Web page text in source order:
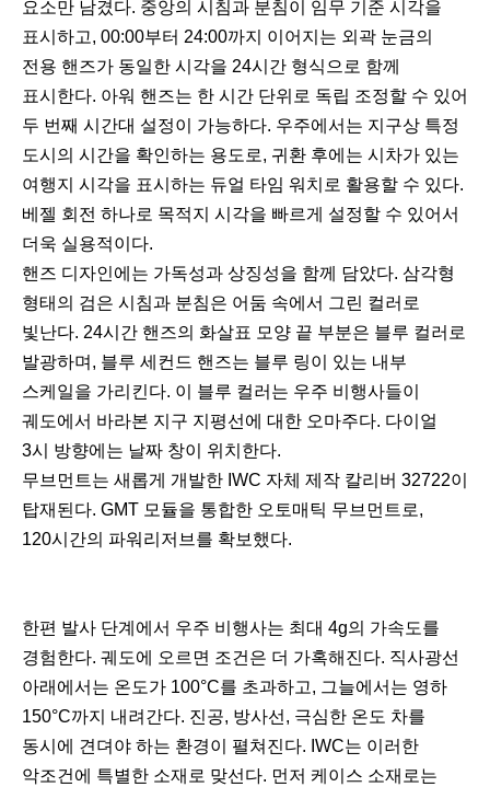
요소만 남겼다. 중앙의 시침과 분침이 임무 기준 시각을
표시하고, 00:00부터 24:00까지 이어지는 외곽 눈금의
전용 핸즈가 동일한 시각을 24시간 형식으로 함께
표시한다. 아워 핸즈는 한 시간 단위로 독립 조정할 수 있어
두 번째 시간대 설정이 가능하다. 우주에서는 지구상 특정
도시의 시간을 확인하는 용도로, 귀환 후에는 시차가 있는
여행지 시각을 표시하는 듀얼 타임 워치로 활용할 수 있다.
베젤 회전 하나로 목적지 시각을 빠르게 설정할 수 있어서
더욱 실용적이다.
핸즈 디자인에는 가독성과 상징성을 함께 담았다. 삼각형
형태의 검은 시침과 분침은 어둠 속에서 그린 컬러로
빛난다. 24시간 핸즈의 화살표 모양 끝 부분은 블루 컬러로
발광하며, 블루 세컨드 핸즈는 블루 링이 있는 내부
스케일을 가리킨다. 이 블루 컬러는 우주 비행사들이
궤도에서 바라본 지구 지평선에 대한 오마주다. 다이얼
3시 방향에는 날짜 창이 위치한다.
무브먼트는 새롭게 개발한 IWC 자체 제작 칼리버 32722이
탑재된다. GMT 모듈을 통합한 오토매틱 무브먼트로,
120시간의 파워리저브를 확보했다.
한편 발사 단계에서 우주 비행사는 최대 4g의 가속도를
경험한다. 궤도에 오르면 조건은 더 가혹해진다. 직사광선
아래에서는 온도가 100°C를 초과하고, 그늘에서는 영하
150°C까지 내려간다. 진공, 방사선, 극심한 온도 차를
동시에 견뎌야 하는 환경이 펼쳐진다. IWC는 이러한
악조건에 특별한 소재로 맞선다. 먼저 케이스 소재로는